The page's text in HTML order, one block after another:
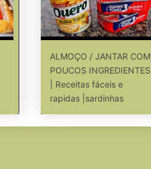
ALMOÇO / JANTAR COM
POUCOS INGREDIENTES
| Receitas fáceis e
rapidas |sardinhas